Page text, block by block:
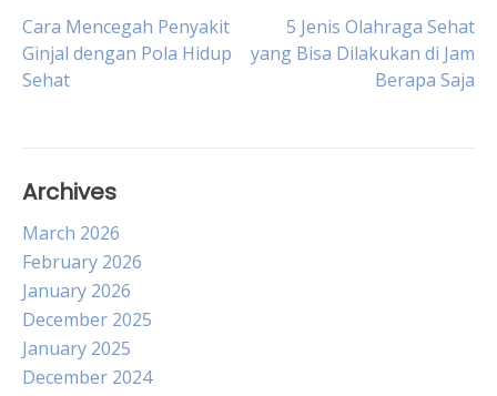
Post
navigation
Cara Mencegah Penyakit
Ginjal dengan Pola Hidup
Sehat
5 Jenis Olahraga Sehat
yang Bisa Dilakukan di Jam
Berapa Saja
Archives
March 2026
February 2026
January 2026
December 2025
January 2025
December 2024